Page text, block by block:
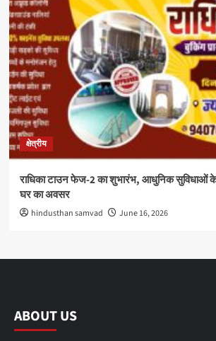
क्षेत्रीय
राधिका टाउन फेज-2 का शुभारंभ, आधुनिक सुविधाओं
घर का अवसर
hindusthan samvad June 16, 2026
ABOUT US